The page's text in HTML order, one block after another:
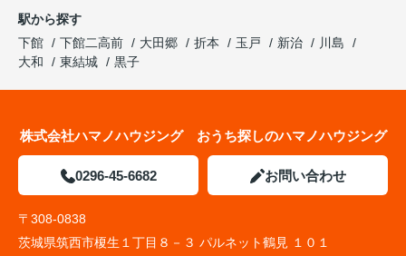
駅から探す
下館
下館二高前 大田郷 折本 玉戸 新治
川島
大和
東結城 黒子
株式会社ハマノハウジング おうち探しのハマノハウジング
0296-45-6682 お問い合わせ
〒308-0838
茨城県筑西市榎生１丁目８－３ パルネット鶴見 １０１